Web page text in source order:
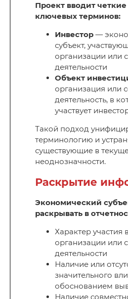
Проект вводит
ключевых терминов:
Инвестор —
субъект,
организации или
деятельности
Объект
организация или
деятельность, в
участвует
Такой подход
терминологию и
существующие в
неоднозначности.
Раскрытие
Экономический
раскрывать в
Характер участия
организации или
деятельности
Наличие или
значительного
обоснованием
Наличие